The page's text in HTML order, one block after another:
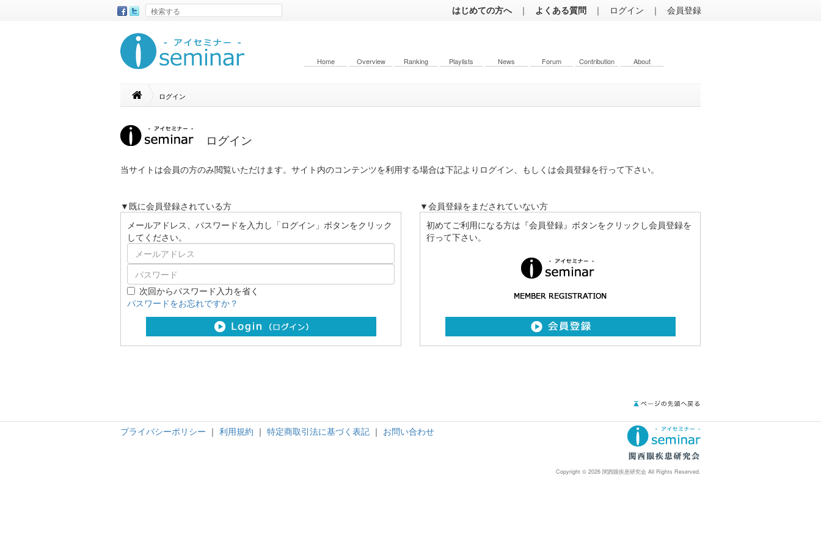
はじめての方へ ｜ よくある質問 ｜ ログイン ｜ 会員登録
Home Overview Ranking Playlists News Forum Contribution About
ログイン
ログイン
当サイトは会員の方のみ閲覧いただけます。サイト内のコンテンツを利用する場合は下記よりログイン、もしくは会員登録を行って下さい。
▼既に会員登録されている方
メールアドレス、パスワードを入力し「ログイン」ボタンをクリック
してください。
次回からパスワード入力を省く
パスワードをお忘れですか？
▼会員登録をまだされていない方
初めてご利用になる方は『会員登録』ボタンをクリックし会員登録を
行って下さい。
プライバシーポリシー ｜ 利用規約 ｜ 特定商取引法に基づく表記 ｜ お問い合わせ
Copyright © 2026 関西眼疾患研究会 All Rights Reserved.